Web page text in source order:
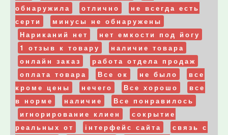
обнаружила
отлично
не всегда есть
серти
минусы не обнаружены
Нариканий нет
нет емкости под йогу
1 отзыв к товару
наличие товара
онлайн заказ
работа отдела продаж
оплата товара
Все ок не было
все
кроме цены
нечего Все хорошо
все
в норме
наличие
Все понравилось
игнорирование клиен
сокрытие
реальных от
інтерфейс сайта
связь с